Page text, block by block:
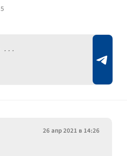
5
26 апр 2021 в 14:26